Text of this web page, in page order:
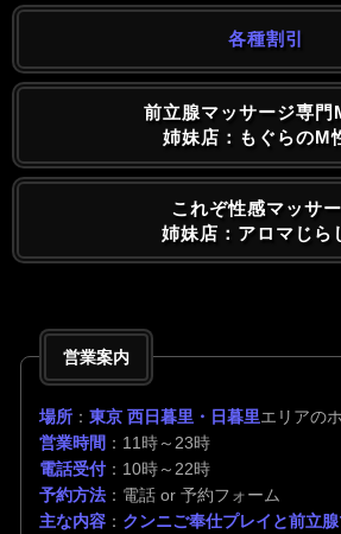
各種割引
前立腺マッサージ専門
姉妹店：もぐらのM
これぞ性感マッサ
姉妹店：アロマじら
営業案内
場所 ： 東京 西日暮里・日暮里エリアの
営業時間 ：11時～23時
電話受付：10時～22時
予約方法 ：電話 or 予約フォーム
主な内容 ： クンニご奉仕プレイと前立